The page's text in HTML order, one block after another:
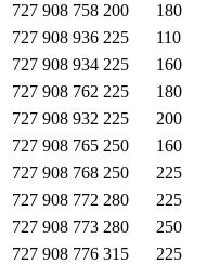
727 908 758 200
180
727 908 936 225
110
727 908 934 225
160
727 908 762 225
180
727 908 932 225
200
727 908 765 250
160
727 908 768 250
225
727 908 772 280
225
727 908 773 280
250
727 908 776 315
225